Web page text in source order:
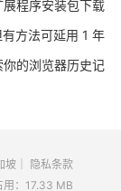
程序安装包下载
方法可延用 1 年
的浏览器历史记
坡｜
隐私条款
：17.33 MB